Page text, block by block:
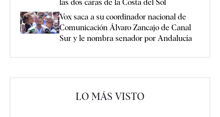
las dos caras de la Costa del Sol
Vox saca a su coordinador nacional de
Comunicación Álvaro Zancajo de Canal
Sur y le nombra senador por Andalucía
LO MÁS VISTO